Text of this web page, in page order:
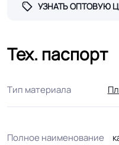
УЗНАТЬ ОПТОВУЮ
Тех. паспорт
Тип материала
Полное наименование